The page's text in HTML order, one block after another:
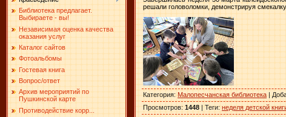
Библиотека предлагает.
Выбираете - вы!
Независимая оценка качества
оказания услуг
Каталог сайтов
Фотоальбомы
Гостевая книга
Вопрос/ответ
Архив мероприятий по
Пушкинской карте
Противодействие корр...
решали головоломки, демонстрируя
Категория: Малопесчанская библиотека |
Просмотров: 1448 | Теги: неделя детской